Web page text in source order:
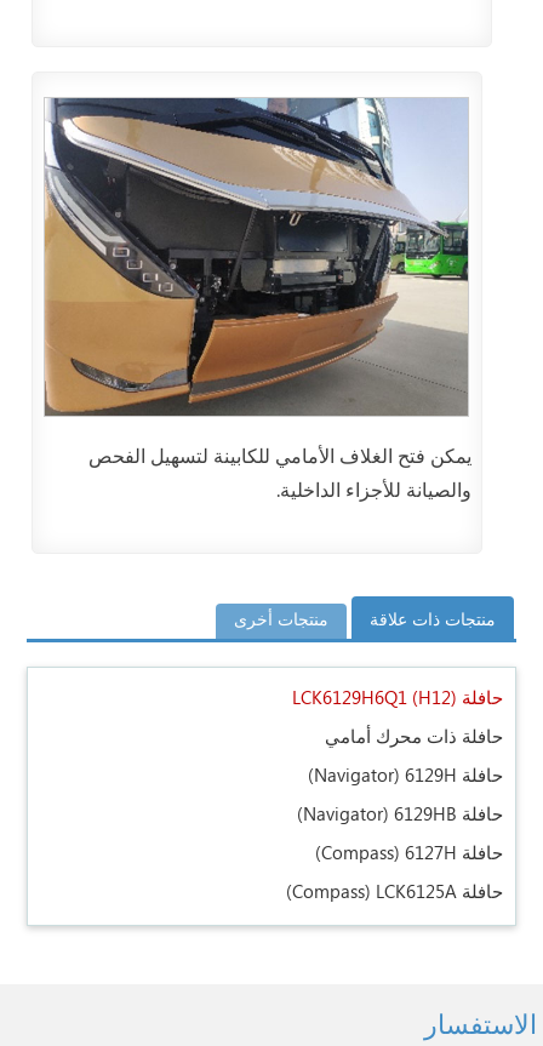
يمكن فتح الغلاف الأمامي للكابينة لتسهيل الفحص
والصيانة للأجزاء الداخلية.
منتجات ذات علاقة منتجات أخرى
حافلة LCK6129H6Q1 (H12)
حافلة ذات محرك أمامي
حافلة 6129H
(Navigator)
حافلة 6129HB
(Navigator)
حافلة 6127H
(Compass)
حافلة LCK6125A
(Compass)
الاستفسار